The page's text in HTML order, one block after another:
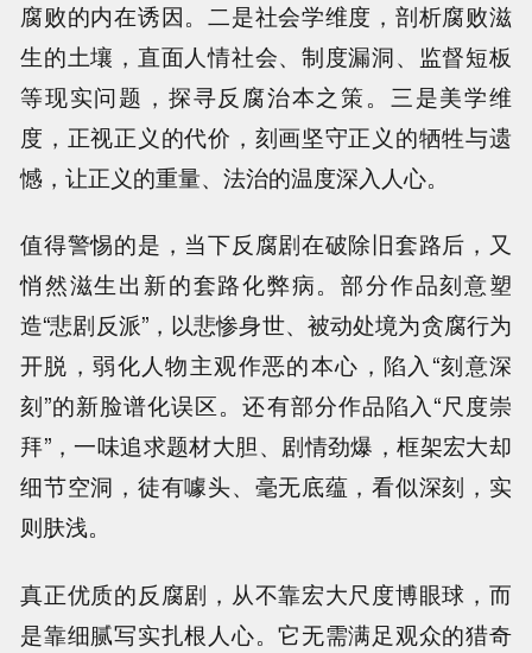
腐败的内在诱因。二是社会学维度，剖析腐败滋
生的土壤，直面人情社会、制度漏洞、监督短板
等现实问题，探寻反腐治本之策。三是美学维
度，正视正义的代价，刻画坚守正义的牺牲与遗
憾，让正义的重量、法治的温度深入人心。
值得警惕的是，当下反腐剧在破除旧套路后，又
悄然滋生出新的套路化弊病。部分作品刻意塑
造“悲剧反派”，以悲惨身世、被动处境为贪腐行为
开脱，弱化人物主观作恶的本心，陷入“刻意深
刻”的新脸谱化误区。还有部分作品陷入“尺度崇
拜”，一味追求题材大胆、剧情劲爆，框架宏大却
细节空洞，徒有噱头、毫无底蕴，看似深刻，实
则肤浅。
真正优质的反腐剧，从不靠宏大尺度博眼球，而
是靠细腻写实扎根人心。它无需满足观众的猎奇